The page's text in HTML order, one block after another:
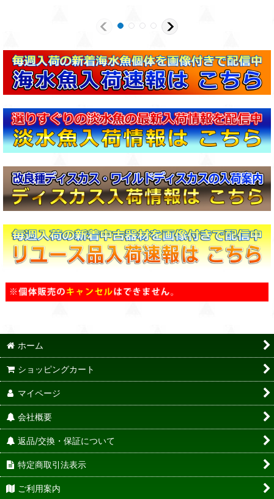
ホーム
ショッピングカート
マイページ
会社概要
返品/交換・保証について
特定商取引法表示
ご利用案内